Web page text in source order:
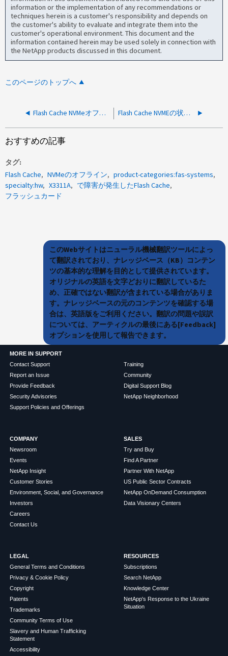
information or the implementation of any recommendations or
techniques herein is a customer's responsibility and depends on
the customer's ability to evaluate and integrate them into the
customer's operational environment. This document and the
information contained herein may be used solely in connection with
the NetApp products discussed in this document.
このページのトップへ
Flash Cache NVMeオフライン- AutoSupport メッセージ Flash Cache NVMEの状態が、ファームウェアが最新バージョンであるにもかかわらず失敗と表示される
おすすめの記事
タグ
Flash Cache
NVMeのオフライン
product-categories:fas-systems
specialty:hw
X3311A
で障害が発生したFlash Cache
フラッシュカード
このWebサイトはニューラル機械翻訳ツールによっ
て翻訳されており、ナレッジベース（KB）コンテン
ツの基本的な理解を目的として提供されています。
オリジナルの英語を文字どおりに翻訳しているた
め、正確ではない翻訳が含まれている場合がありま
す。ナレッジベースの元のコンテンツを確認する場
合は、英語版をご利用ください。翻訳の問題や誤訳
については、アーティクルの最後にある[Feedback]
オプションを使用して報告できます。
MORE IN SUPPORT
Contact Support
Report an Issue
Provide Feedback
Security Advisories
Support Policies and Offerings
Training
Community
Digital Support Blog
NetApp Neighborhood
COMPANY
Newsroom
Events
NetApp Insight
Customer Stories
Environment, Social, and Governance
Investors
Careers
Contact Us
SALES
Try and Buy
Find A Partner
Partner With NetApp
US Public Sector Contracts
NetApp OnDemand Consumption
Data Visionary Centers
LEGAL
General Terms and Conditions
Privacy & Cookie Policy
Copyright
Patents
Trademarks
Community Terms of Use
Slavery and Human Trafficking
Statement
Accessibility
RESOURCES
Subscriptions
Search NetApp
Knowledge Center
NetApp's Response to the Ukraine
Situation